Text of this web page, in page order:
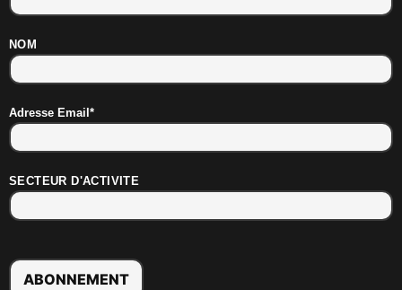
NOM
Adresse Email*
SECTEUR D'ACTIVITE